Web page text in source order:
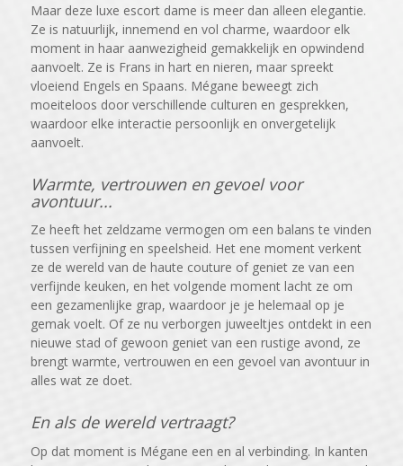
Maar deze luxe escort dame is meer dan alleen elegantie.
Ze is natuurlijk, innemend en vol charme, waardoor elk
moment in haar aanwezigheid gemakkelijk en opwindend
aanvoelt. Ze is Frans in hart en nieren, maar spreekt
vloeiend Engels en Spaans. Mégane beweegt zich
moeiteloos door verschillende culturen en gesprekken,
waardoor elke interactie persoonlijk en onvergetelijk
aanvoelt.
Warmte, vertrouwen en gevoel voor
avontuur...
Ze heeft het zeldzame vermogen om een balans te vinden
tussen verfijning en speelsheid. Het ene moment verkent
ze de wereld van de haute couture of geniet ze van een
verfijnde keuken, en het volgende moment lacht ze om
een gezamenlijke grap, waardoor je je helemaal op je
gemak voelt. Of ze nu verborgen juweeltjes ontdekt in een
nieuwe stad of gewoon geniet van een rustige avond, ze
brengt warmte, vertrouwen en een gevoel van avontuur in
alles wat ze doet.
En als de wereld vertraagt?
Op dat moment is Mégane een en al verbinding. In kanten